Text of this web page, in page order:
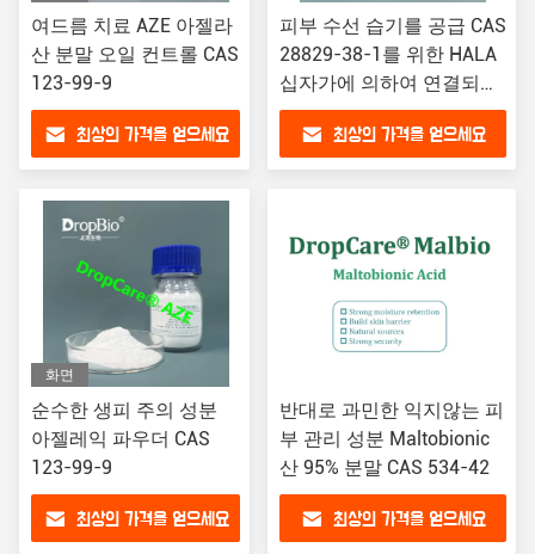
여드름 치료 AZE 아젤라
산 분말 오일 컨트롤 CAS
123-99-9
최상의 가격을 얻으세요
피부 수선 습기를 공급 CAS
28829-38-1를 위한 HALA
십자가에 의하여 연결되는
나트륨 Polyglutamate
최상의 가격을 얻으세요
화면
순수한 생피 주의 성분
아젤레익 파우더 CAS
123-99-9
최상의 가격을 얻으세요
반대로 과민한 익지않는 피
부 관리 성분 Maltobionic
산 95% 분말 CAS 534-42
최상의 가격을 얻으세요